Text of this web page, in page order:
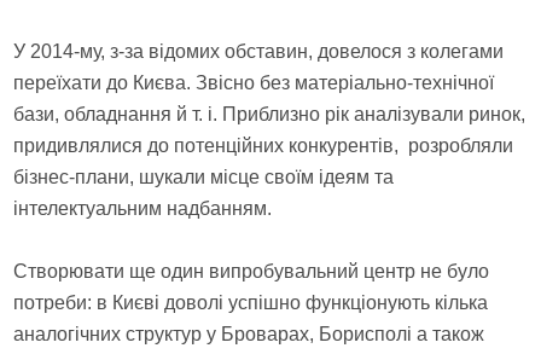
У 2014-му, з-за відомих обставин, довелося з колегами
переїхати до Києва. Звісно без матеріально-технічної
бази, обладнання й т. і. Приблизно рік аналізували ринок,
придивлялися до потенційних конкурентів, розробляли
бізнес-плани, шукали місце своїм ідеям та
інтелектуальним надбанням.
Створювати ще один випробувальний центр не було
потреби: в Києві доволі успішно функціонують кілька
аналогічних структур у Броварах, Борисполі а також